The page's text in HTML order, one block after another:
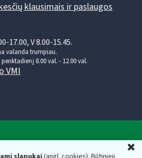
klausimais ir paslaugos
17.00, V 8.00-15.45.
valanda trumpiau.
8.00 val. - 12.00 val.
VMI
inspekcija prie Lietuvos